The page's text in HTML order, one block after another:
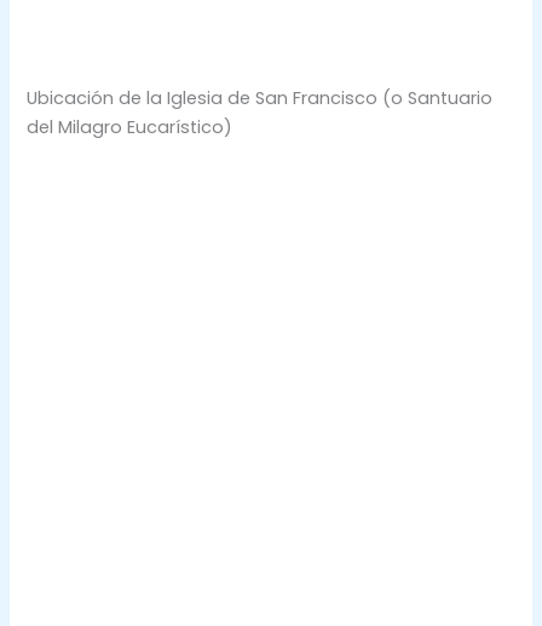
Ubicación de la Iglesia de San Francisco (o Santuario
del Milagro Eucarístico)